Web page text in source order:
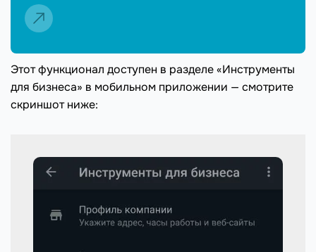
Этот функционал доступен в разделе «Инструменты
для бизнеса» в мобильном приложении — смотрите
скриншот ниже: